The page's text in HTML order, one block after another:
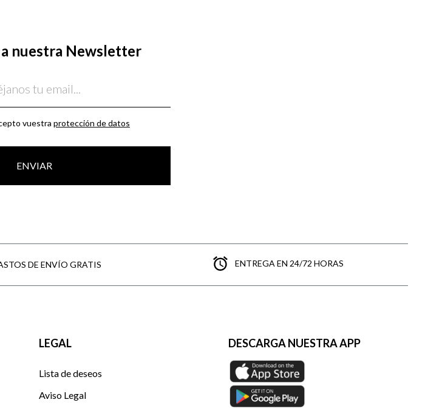
nuestra Newsletter
vuestra protección de datos
ENVIAR
DE ENVÍO GRATIS ENTREGA EN 24/72 HORAS
LEGAL
Lista de deseos
Aviso Legal
DESCARGA NUESTRA APP